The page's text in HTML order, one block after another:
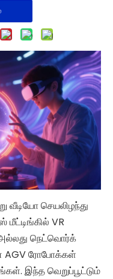
வீடியோ செயலிழந்து
VR
அல்லது நெட்வொர்க்
ரோபோக்கள்
இந்த வெறுப்பூட்டும்